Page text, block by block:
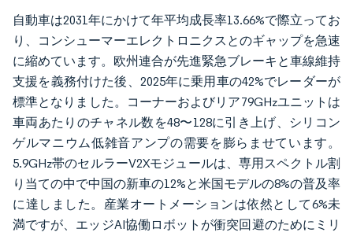
自動車は2031年にかけて年平均成長率13.66%で際立ってお
り、コンシューマーエレクトロニクスとのギャップを急速
に縮めています。欧州連合が先進緊急ブレーキと車線維持
支援を義務付けた後、2025年に乗用車の42%でレーダーが
標準となりました。コーナーおよびリア79GHzユニットは
車両あたりのチャネル数を48〜128に引き上げ、シリコン
ゲルマニウム低雑音アンプの需要を膨らませています。
5.9GHz帯のセルラーV2Xモジュールは、専用スペクトル割
り当ての中で中国の新車の12%と米国モデルの8%の普及率
に達しました。産業オートメーションは依然として6%未
満ですが、エッジAI協働ロボットが衝突回避のためにミリ